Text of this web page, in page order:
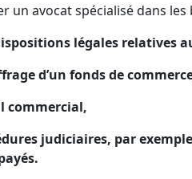
un avocat spécialisé dans
légales relatives
d’un fonds de
commercial,
judiciaires, par